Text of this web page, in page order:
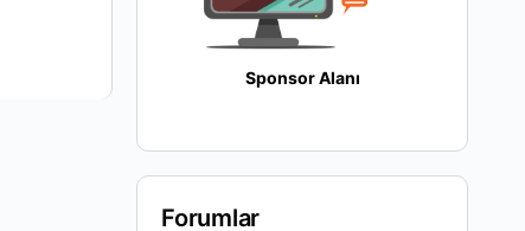
Sponsor Alanı
Forumlar